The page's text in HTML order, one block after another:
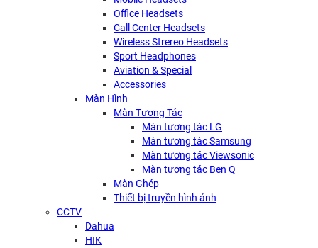
Office Headsets
Call Center Headsets
Wireless Strereo Headsets
Sport Headphones
Aviation & Special
Accessories
Màn Hình
Màn Tương Tác
Màn tương tác LG
Màn tương tác Samsung
Màn tương tác Viewsonic
Màn tương tác Ben Q
Màn Ghép
Thiết bị truyền hình ảnh
CCTV
Dahua
HIK